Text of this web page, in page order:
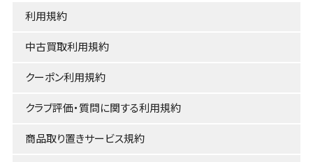
利用規約
中古買取利用規約
クーポン利用規約
クラブ評価・質問に関する利用規約
商品取り置きサービス規約